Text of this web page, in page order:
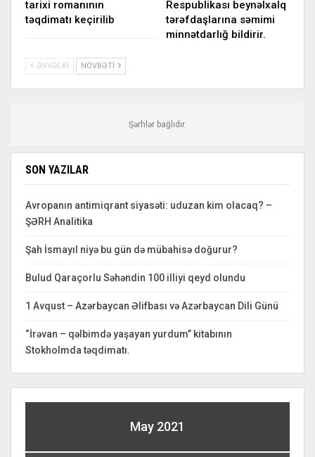
tarixi romanının
təqdimatı keçirilib
Respublikası beynəlxalq
tərəfdaşlarına səmimi
minnətdarlığ bildirir.
ƏVVƏLKI NÖVBƏTI
Şərhlər bağlıdır.
SON YAZILAR
Avropanın antimiqrant siyasəti: uduzan kim olacaq? –
ŞƏRH Analitika
Şah İsmayıl niyə bu gün də mübahisə doğurur?
Bulud Qaraçorlu Səhəndin 100 illiyi qeyd olundu
1 Avqust – Azərbaycan Əlifbası və Azərbaycan Dili Günü
“İrəvan – qəlbimdə yaşayan yurdum” kitabının
Stokholmda təqdimatı.
May 2021